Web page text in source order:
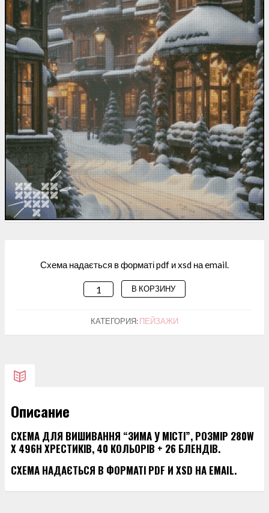
Схема надається в форматі pdf и xsd на email.
КОЛИЧЕСТВО
СХЕМА
ДЛЯ
В КОРЗИНУ
КАТЕГОРИЯ:ПЕЙЗАЖИ
Описание
СХЕМА ДЛЯ ВИШИВАННЯ “ЗИМА У МІСТІ”, РОЗМІР 280W
X 496H ХРЕСТИКІВ, 40 КОЛЬОРІВ + 26 БЛЕНДІВ.
СХЕМА НАДАЄТЬСЯ В ФОРМАТІ PDF И XSD НА EMAIL.